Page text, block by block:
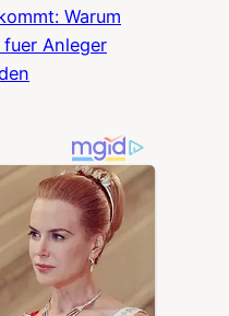
Warum
fuer Anleger